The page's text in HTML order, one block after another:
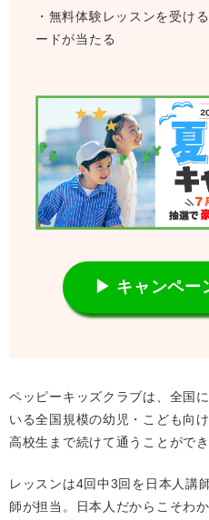
・無料体験レッスンを受け
ードが当たる
▶ キャンペー
ペッピーキッズクラブは、全国
いる全国規模の幼児・こども向
高校生まで続けて通うことができ
レッスンは4回中3回を日本人講
師が担当。日本人だからこそわ